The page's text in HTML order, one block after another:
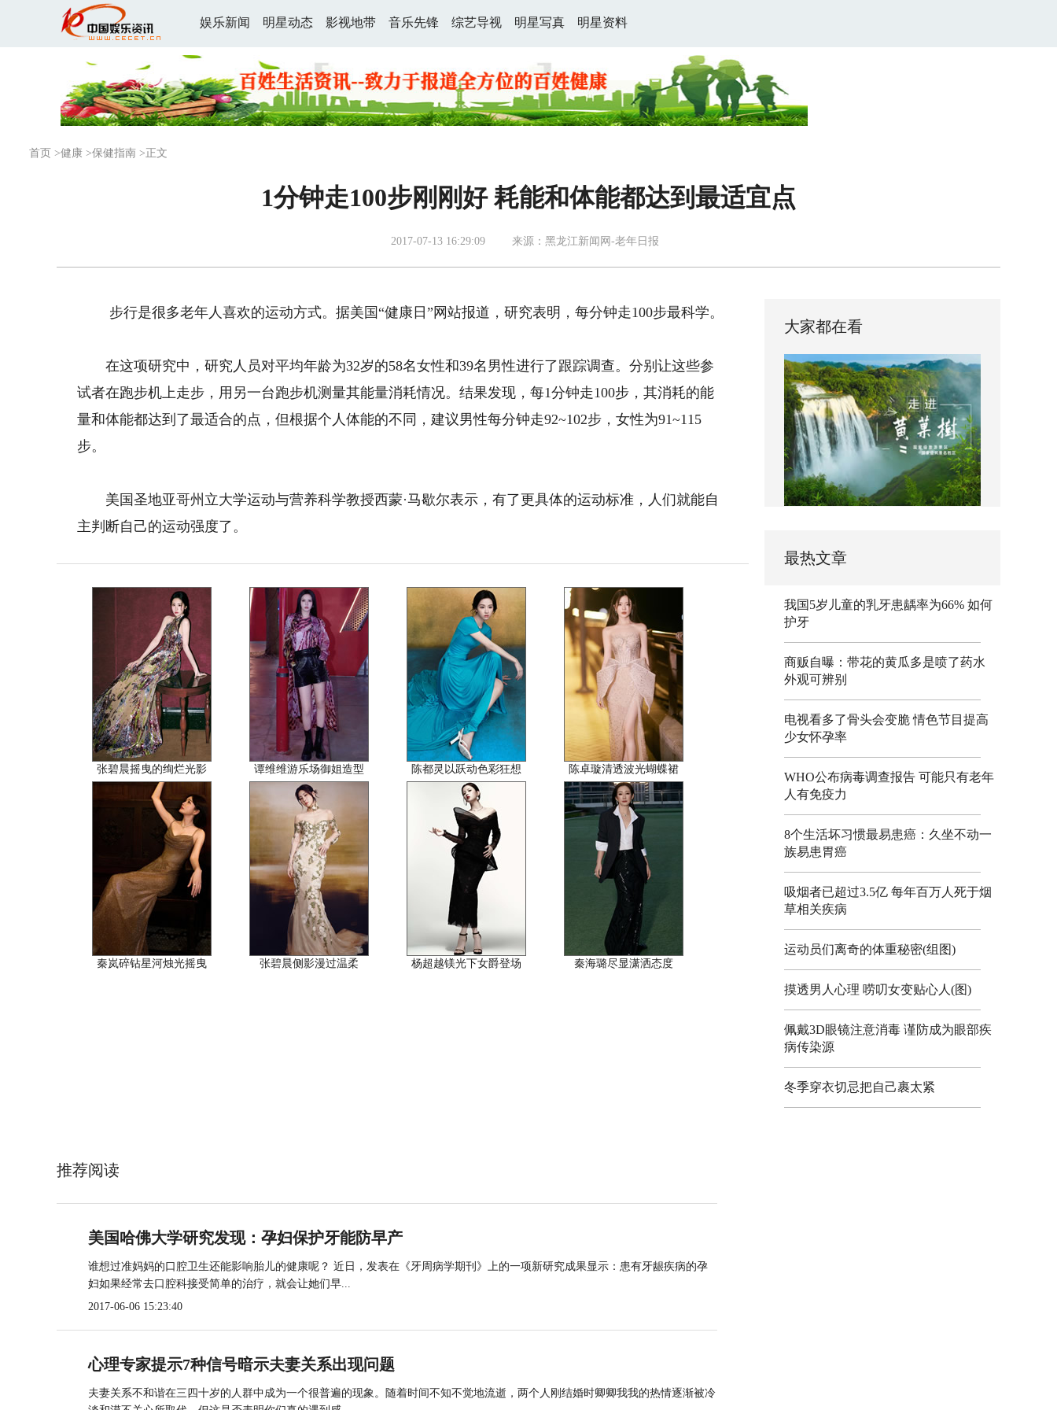
娱乐新闻 明星动态 影视地带 音乐先锋 综艺导视 明星写真 明星资料
首页 >健康 >保健指南 >正文
1分钟走100步刚刚好 耗能和体能都达到最适宜点
2017-07-13 16:29:09 来源：黑龙江新闻网-老年日报
步行是很多老年人喜欢的运动方式。据美国“健康日”网站报道，研究表明，每分钟走100步最科学。
在这项研究中，研究人员对平均年龄为32岁的58名女性和39名男性进行了跟踪调查。分别让这些参
试者在跑步机上走步，用另一台跑步机测量其能量消耗情况。结果发现，每1分钟走100步，其消耗的能
量和体能都达到了最适合的点，但根据个人体能的不同，建议男性每分钟走92~102步，女性为91~115
步。
美国圣地亚哥州立大学运动与营养科学教授西蒙·马歇尔表示，有了更具体的运动标准，人们就能自
主判断自己的运动强度了。
张碧晨摇曳的绚烂光影 谭维维游乐场御姐造型 陈都灵以跃动色彩狂想 陈卓璇清透波光蝴蝶裙
秦岚碎钻星河烛光摇曳 张碧晨侧影漫过温柔 杨超越镁光下女爵登场 秦海璐尽显潇洒态度
大家都在看
最热文章
我国5岁儿童的乳牙患龋率为66% 如何
护牙
商贩自曝：带花的黄瓜多是喷了药水
外观可辨别
电视看多了骨头会变脆 情色节目提高
少女怀孕率
WHO公布病毒调查报告 可能只有老年
人有免疫力
8个生活坏习惯最易患癌：久坐不动一
族易患胃癌
吸烟者已超过3.5亿 每年百万人死于烟
草相关疾病
运动员们离奇的体重秘密(组图)
摸透男人心理 唠叨女变贴心人(图)
佩戴3D眼镜注意消毒 谨防成为眼部疾
病传染源
冬季穿衣切忌把自己裹太紧
推荐阅读
美国哈佛大学研究发现：孕妇保护牙能防早产
谁想过准妈妈的口腔卫生还能影响胎儿的健康呢？ 近日，发表在《牙周病学期刊》上的一项新研究成果显示：患有牙龈疾病的孕
妇如果经常去口腔科接受简单的治疗，就会让她们早...
2017-06-06 15:23:40
心理专家提示7种信号暗示夫妻关系出现问题
夫妻关系不和谐在三四十岁的人群中成为一个很普遍的现象。随着时间不知不觉地流逝，两个人刚结婚时卿卿我我的热情逐渐被冷